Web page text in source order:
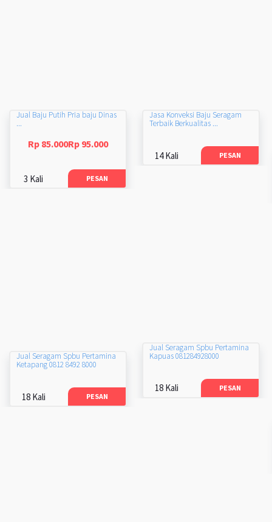
Jual Baju Putih Pria baju Dinas
...
Rp 85.000Rp 95.000
3 Kali PESAN
Jasa Konveksi Baju Seragam
Terbaik Berkualitas ...
14 Kali PESAN
Jual Seragam Spbu Pertamina
Kapuas 081284928000
18 Kali PESAN
Jual Seragam Spbu Pertamina
Ketapang 0812 8492 8000
18 Kali PESAN